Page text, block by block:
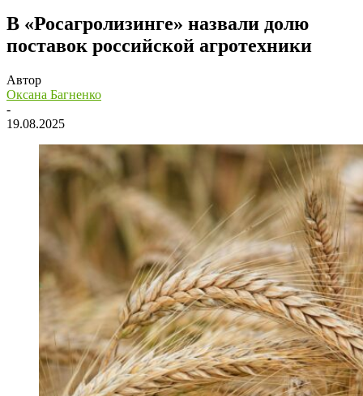
В «Росагролизинге» назвали долю
поставок российской агротехники
Автор
Оксана Багненко
-
19.08.2025